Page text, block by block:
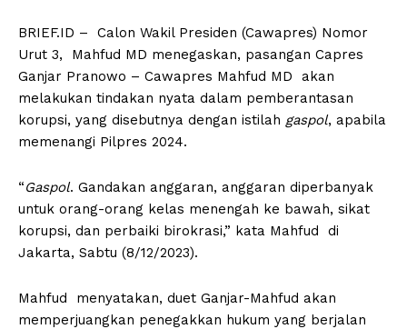
BRIEF.ID – Calon Wakil Presiden (Cawapres) Nomor
Urut 3, Mahfud MD menegaskan, pasangan Capres
Ganjar Pranowo – Cawapres Mahfud MD akan
melakukan tindakan nyata dalam pemberantasan
korupsi, yang disebutnya dengan istilah gaspol, apabila
memenangi Pilpres 2024.
“Gaspol. Gandakan anggaran, anggaran diperbanyak
untuk orang-orang kelas menengah ke bawah, sikat
korupsi, dan perbaiki birokrasi,” kata Mahfud di
Jakarta, Sabtu (8/12/2023).
Mahfud menyatakan, duet Ganjar-Mahfud akan
memperjuangkan penegakkan hukum yang berjalan